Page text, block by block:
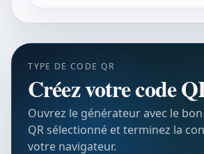
TYPE DE CODE QR
Créez votre code
Ouvrez le générateur avec le
QR sélectionné et terminez la
votre navigateur.